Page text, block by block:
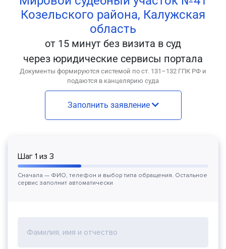
Козельского района, Калужская
область
от 15 минут без визита в суд
через юридические сервисы портала
Документы формируются системой по ст. 131–132 ГПК РФ и
подаются в канцелярию суда
Заполнить заявление
Шаг 1 из 3
Сначала — ФИО, телефон и выбор типа обращения. Остальное
сервис заполнит автоматически
Фамилия, имя и отчество